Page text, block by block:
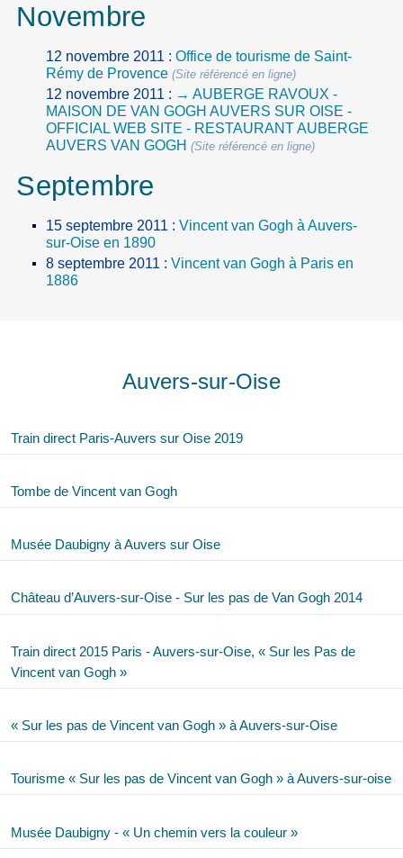
Novembre
12 novembre 2011 : Office de tourisme de Saint-
Rémy de Provence (Site référencé en ligne)
12 novembre 2011 : → AUBERGE RAVOUX -
MAISON DE VAN GOGH AUVERS SUR OISE -
OFFICIAL WEB SITE - RESTAURANT AUBERGE
AUVERS VAN GOGH (Site référencé en ligne)
Septembre
15 septembre 2011 : Vincent van Gogh à Auvers-
sur-Oise en 1890
8 septembre 2011 : Vincent van Gogh à Paris en
1886
Auvers-sur-Oise
Train direct Paris-Auvers sur Oise 2019
Tombe de Vincent van Gogh
Musée Daubigny à Auvers sur Oise
Château d’Auvers-sur-Oise - Sur les pas de Van Gogh 2014
Train direct 2015 Paris - Auvers-sur-Oise, « Sur les Pas de
Vincent van Gogh »
« Sur les pas de Vincent van Gogh » à Auvers-sur-Oise
Tourisme « Sur les pas de Vincent van Gogh » à Auvers-sur-oise
Musée Daubigny - « Un chemin vers la couleur »